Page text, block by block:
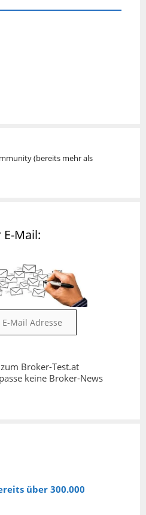
(bereits mehr als
Mail:
Broker-Test.at
keine Broker-News
über 300.000